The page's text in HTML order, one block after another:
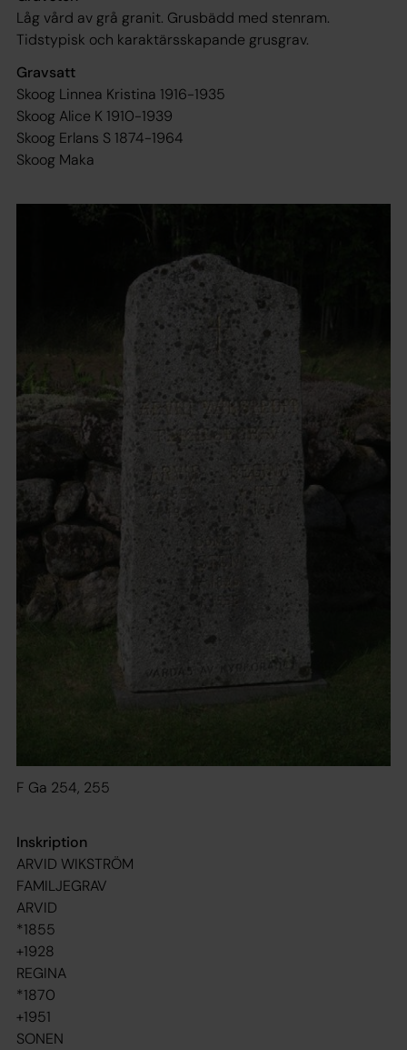
Låg vård av grå granit. Grusbädd med stenram.
Tidstypisk och karaktärsskapande grusgrav.
Gravsatt
Skoog Linnea Kristina 1916-1935
Skoog Alice K 1910-1939
Skoog Erlans S 1874-1964
Skoog Maka
F Ga 254, 255
Inskription
ARVID WIKSTRÖM
FAMILJEGRAV
ARVID
*1855
+1928
REGINA
*1870
+1951
SONEN